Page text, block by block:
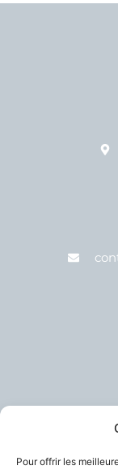
Pour offrir les